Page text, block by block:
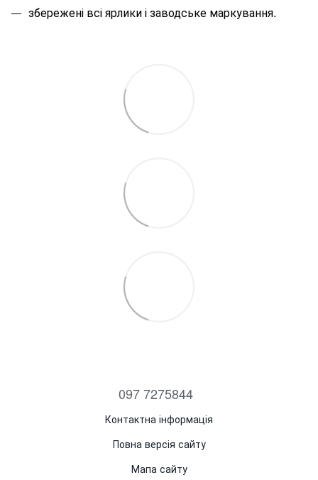
збережені всі ярлики і заводське маркування.
097 7275844
Контактна інформація
Повна версія сайту
Мапа сайту